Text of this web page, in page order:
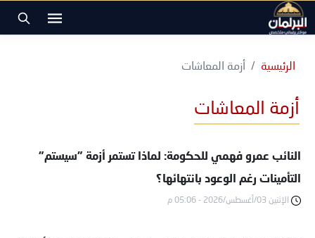
الرئيسية أزمة المعاشات
أزمة المعاشات
النائب عمرو فهمي للحكومة: لماذا تستمر أزمة "سيستم"
التأمينات رغم الوعود بانتهائها؟
الإثنين 03/أغسطس/2026 - 05:06 م